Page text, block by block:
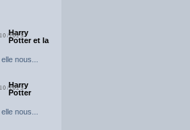
2023
Harry
Potter et la
nous...
2023
Harry
Potter
nous...